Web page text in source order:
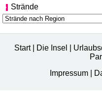
Strände
Start Die Insel
Impressum